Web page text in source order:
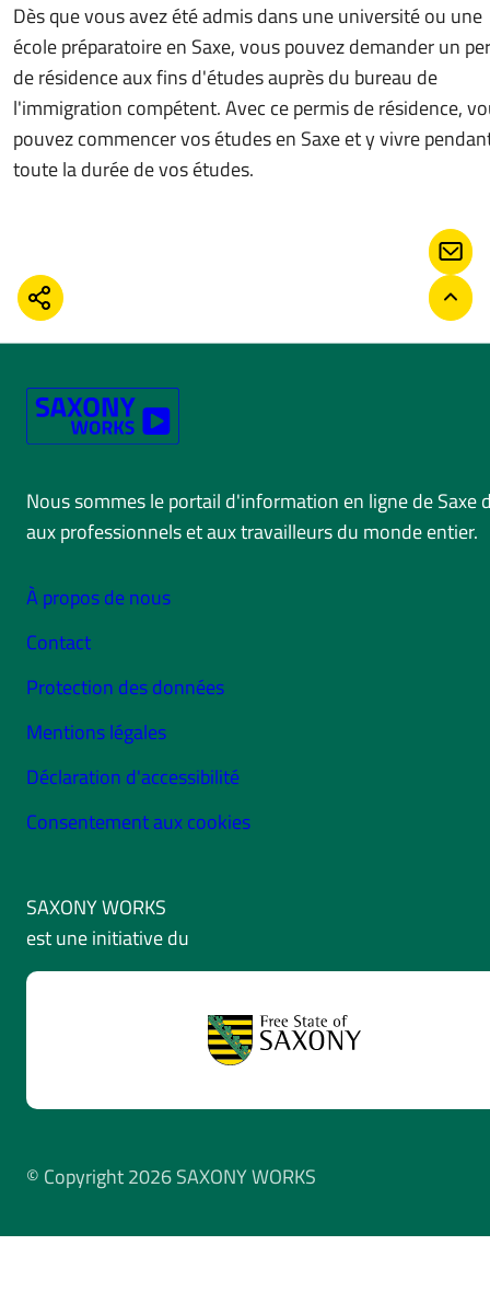
Dès que vous avez été admis dans une université ou une
école préparatoire en Saxe, vous pouvez demander un
de résidence aux fins d'études auprès du bureau de
l'immigration compétent. Avec ce permis de résidence,
pouvez commencer vos études en Saxe et y vivre
toute la durée de vos études.
PARTAGER
Nous sommes le portail d'information en ligne de Saxe
aux professionnels et aux travailleurs du monde entier.
À propos de nous
Contact
Protection des données
Mentions légales
Déclaration d'accessibilité
Consentement aux cookies
SAXONY WORKS
est une initiative du
© Copyright 2026 SAXONY WORKS